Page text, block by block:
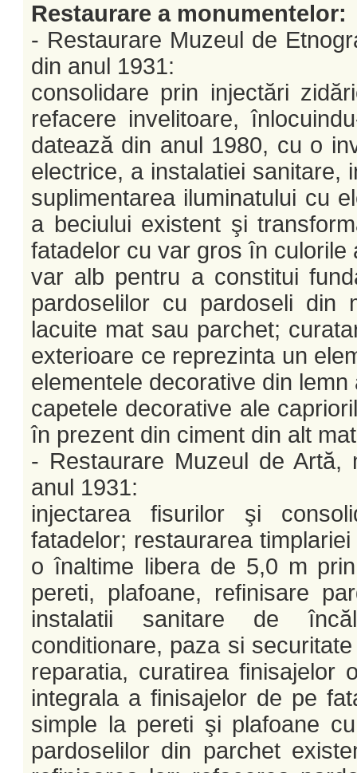
Restaurare a monumentelor:
- Restaurare Muzeul de
din anul 1931:
consolidare prin injectări
refacere invelitoare,
datează din anul 1980, cu o
electrice, a instalatiei sanitare,
suplimentarea iluminatului cu
a beciului existent şi
fatadelor cu var gros în
var alb pentru a constitui
pardoselilor cu pardoseli din
lacuite mat sau parchet;
exterioare ce reprezinta un
elementele decorative din
capetele decorative ale
în prezent din ciment din alt
- Restaurare Muzeul de
anul 1931:
injectarea fisurilor şi
fatadelor; restaurarea
o înaltime libera de 5,0 m
pereti, plafoane, refinisare
instalatii sanitare de
conditionare, paza si
reparatia, curatirea finisajelor
integrala a finisajelor de pe
simple la pereti şi plafoane
pardoselilor din parchet